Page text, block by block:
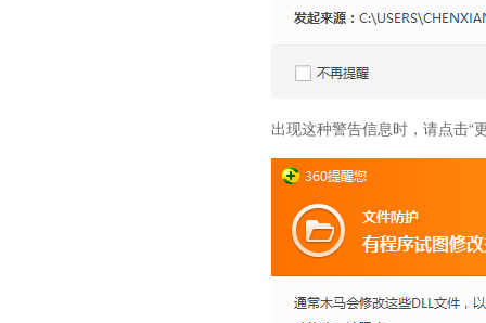
出现这种警告信息时，请点击“